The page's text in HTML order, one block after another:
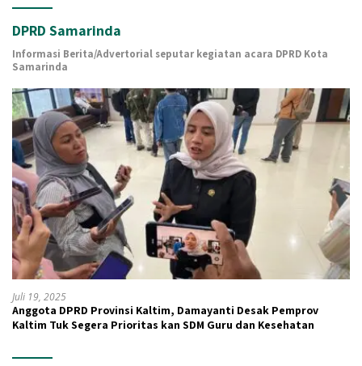
DPRD Samarinda
Informasi Berita/Advertorial seputar kegiatan acara DPRD Kota
Samarinda
Juli 19, 2025
Anggota DPRD Provinsi Kaltim, Damayanti Desak Pemprov
Kaltim Tuk Segera Prioritas kan SDM Guru dan Kesehatan